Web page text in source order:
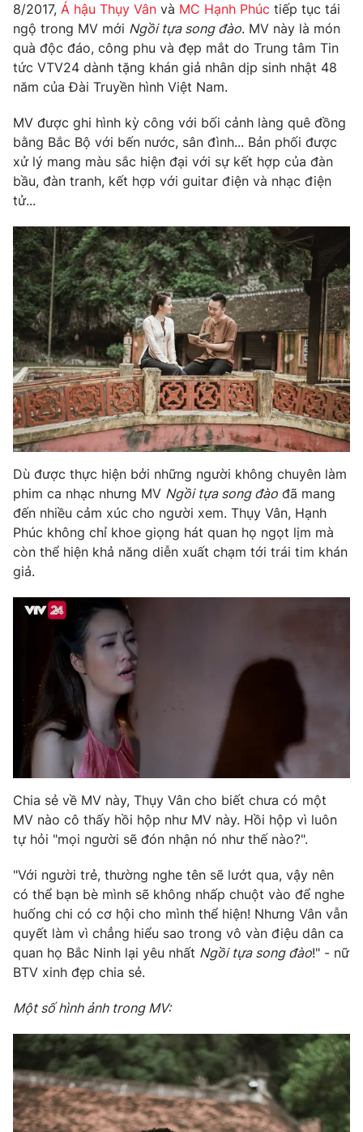
Góc doanh nghiệp
Truyền hình
Phim VTV
Hậu trường
Khán giả
Giải sao mai
Giải trí
Điện ảnh
Âm nhạc
Sao
Du lịch
Làm đẹp
Chất lượng cuộc sống
Giáo dục
Tuyển sinh
Công nghệ
Hitech Công nghệ tương lai
Sản phẩm
Thị trường
Tư vấn
Giao lưu trực tuyến
Lịch phát sóng
Chuyên mục khác
Emagazine Podcast
Photo Infographic
Video Shorts video
VTV Money VTV Thể thao
VTV Sức khoẻ
Thị trường 24h
Vươn mình bằng AI
VTV9
Liên hệ tòa soạn English
THỜI BÁO VTV
Theo dõi báo trên
Cơ quan chủ quản:Đài Truyền hình Việt Nam
Giấy phép hoạt động báo in và báo điện tử số 483/GP-BTTTT
cấp ngày 29/12/2023
Tổng Biên tập:Vũ Thanh Thủy
Phó Tổng Biên tập:Nguyễn Thị Mỹ Hạnh, Phạm Quốc Thắng,
Nguyễn Trọng Ninh
Tổng đài VTV:024.38 355 931 - 024.38 355 932
8/2017, Á hậu Thụy Vân và MC Hạnh Phúc tiếp tục tái
ngộ trong MV mới Ngồi tựa song đào. MV này là món
quà độc đáo, công phu và đẹp mắt do Trung tâm Tin
tức VTV24 dành tặng khán giả nhân dịp sinh nhật 48
năm của Đài Truyền hình Việt Nam.
MV được ghi hình kỳ công với bối cảnh làng quê đồng
bằng Bắc Bộ với bến nước, sân đình... Bản phối được
xử lý mang màu sắc hiện đại với sự kết hợp của đàn
bầu, đàn tranh, kết hợp với guitar điện và nhạc điện
tử...
Dù được thực hiện bởi những người không chuyên làm
phim ca nhạc nhưng MV Ngồi tựa song đào đã mang
đến nhiều cảm xúc cho người xem. Thụy Vân, Hạnh
Phúc không chỉ khoe giọng hát quan họ ngọt lịm mà
còn thể hiện khả năng diễn xuất chạm tới trái tim khán
giả.
Chia sẻ về MV này, Thụy Vân cho biết chưa có một
MV nào cô thấy hồi hộp như MV này. Hồi hộp vì luôn
tự hỏi "mọi người sẽ đón nhận nó như thế nào?".
"Với người trẻ, thường nghe tên sẽ lướt qua, vậy nên
có thể bạn bè mình sẽ không nhấp chuột vào để nghe
huống chi có cơ hội cho mình thể hiện! Nhưng Vân vẫn
quyết làm vì chẳng hiểu sao trong vô vàn điệu dân ca
quan họ Bắc Ninh lại yêu nhất Ngồi tựa song đào!" - nữ
BTV xinh đẹp chia sẻ.
Một số hình ảnh trong MV: